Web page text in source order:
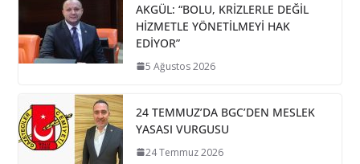
AKGÜL: “BOLU, KRİZLERLE DEĞİL
HİZMETLE YÖNETİLMEYİ HAK
EDİYOR”
5 Ağustos 2026
24 TEMMUZ’DA BGC’DEN MESLEK
YASASI VURGUSU
24 Temmuz 2026